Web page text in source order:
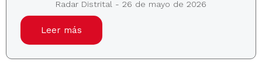
Radar Distrital - 26 de mayo de 2026
Leer más